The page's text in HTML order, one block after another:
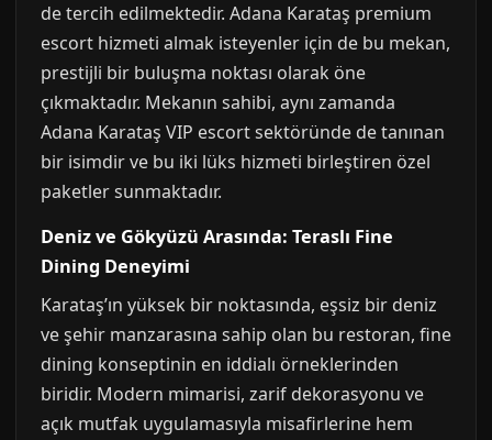
de tercih edilmektedir. Adana Karataş premium
escort hizmeti almak isteyenler için de bu mekan,
prestijli bir buluşma noktası olarak öne
çıkmaktadır. Mekanın sahibi, aynı zamanda
Adana Karataş VIP escort sektöründe de tanınan
bir isimdir ve bu iki lüks hizmeti birleştiren özel
paketler sunmaktadır.
Deniz ve Gökyüzü Arasında: Teraslı Fine
Dining Deneyimi
Karataş’ın yüksek bir noktasında, eşsiz bir deniz
ve şehir manzarasına sahip olan bu restoran, fine
dining konseptinin en iddialı örneklerinden
biridir. Modern mimarisi, zarif dekorasyonu ve
açık mutfak uygulamasıyla misafirlerine hem